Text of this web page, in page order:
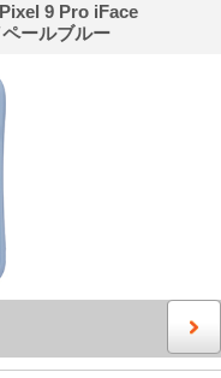
9 Pro iFace
ールブルー